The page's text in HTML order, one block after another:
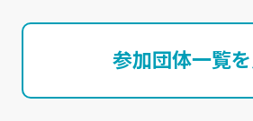
参加団体一覧